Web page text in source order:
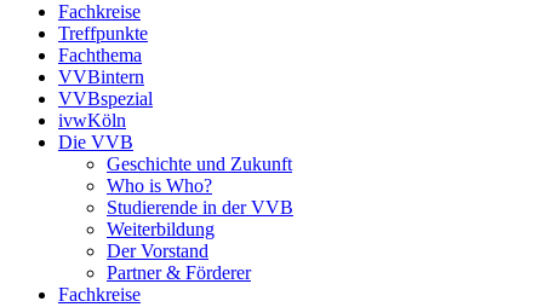
Fachkreise
Treffpunkte
Fachthema
VVBintern
VVBspezial
ivwKöln
Die VVB
Geschichte und Zukunft
Who is Who?
Studierende in der VVB
Weiterbildung
Der Vorstand
Partner & Förderer
Fachkreise